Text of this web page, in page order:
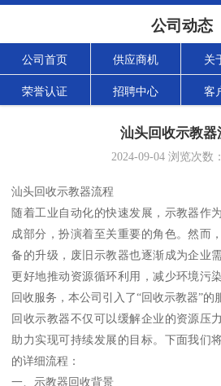
公司动态
公司首页 供应商机 关
荣誉认证 招聘中心 客
汕头回收示教器
2024-09-04浏览次数：
汕头回收示教器流程
随着工业自动化的快速发展，示教器作
成部分，扮演着至关重要的角色。然而
备的升级，废旧示教器也逐渐成为企业
更好地推动资源循环利用，减少环境污
回收服务，本公司引入了“回收示教器”的
回收示教器不仅可以缓解企业的资源压
助力实现可持续发展的目标。下面我们
的详细流程：
一、示教器回收背景